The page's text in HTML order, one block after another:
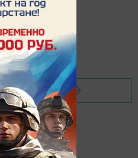
в
MАХ:
новости